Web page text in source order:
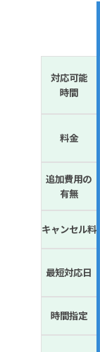
対応可能
時間
料金
追加費用の
有無
キャンセル料
最短対応日
時間指定